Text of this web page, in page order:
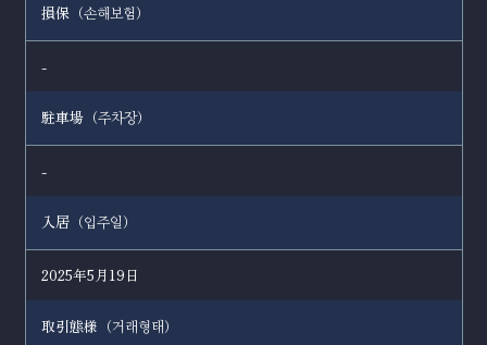
損保（손해보험 ）
-
駐車場（주차장）
-
入居（입주일 ）
2025年5月19日
取引態様（거래형태 ）